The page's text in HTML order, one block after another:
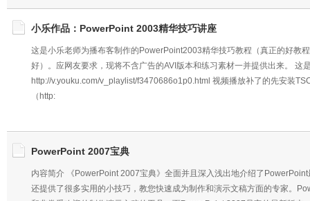
小乐作品：PowerPoint 2003精华技巧讲座
这是小乐老师为播布客制作的PowerPoint2003精华技巧教程（真正的好
好）。应网友要求，现将不含广告的AVI版本和练习素材一并提供出来。 这
http://v.youku.com/v_playlist/f3470686o1p0.html 视频播放补了的先安装
（http:
PowerPoint 2007宝典
内容简介 《PowerPoint 2007宝典》全面并且深入浅出地介绍了
还提供了很多实用的小技巧，教您快速成为制作和演示文稿方面的专家。